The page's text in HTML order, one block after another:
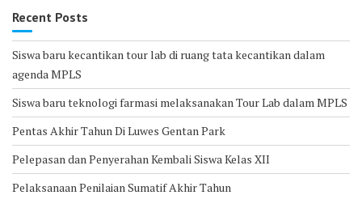
Recent Posts
Siswa baru kecantikan tour lab di ruang tata kecantikan dalam
agenda MPLS
Siswa baru teknologi farmasi melaksanakan Tour Lab dalam MPLS
Pentas Akhir Tahun Di Luwes Gentan Park
Pelepasan dan Penyerahan Kembali Siswa Kelas XII
Pelaksanaan Penilaian Sumatif Akhir Tahun